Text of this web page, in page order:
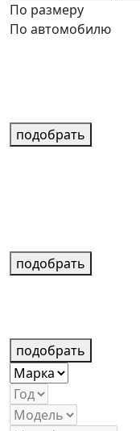
По размеру
По автомобилю
подобрать
подобрать
подобрать